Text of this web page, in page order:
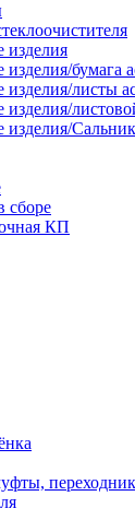
изделия
бумага
изделия/листы
изделия/
изделия/
КП